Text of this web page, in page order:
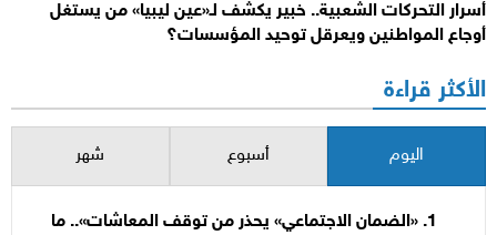
أسرار التحركات الشعبية.. خبير يكشف لـ«عين ليبيا» من يستغل
أوجاع المواطنين ويعرقل توحيد المؤسسات؟
الأكثر قراءة
اليوم أسبوع شهر
«الضمان الاجتماعي» يحذر من توقف المعاشات».. ما